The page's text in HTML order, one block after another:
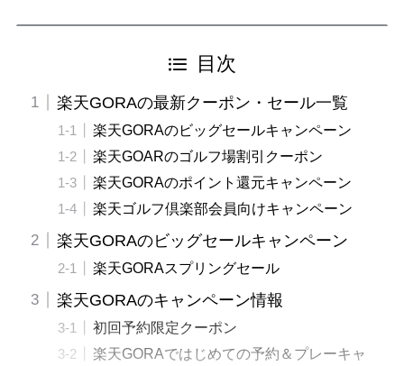
目次
楽天GORAの最新クーポン・セール一覧
楽天GORAのビッグセールキャンペーン
楽天GOARのゴルフ場割引クーポン
楽天GORAのポイント還元キャンペーン
楽天ゴルフ倶楽部会員向けキャンペーン
楽天GORAのビッグセールキャンペーン
楽天GORAスプリングセール
楽天GORAのキャンペーン情報
初回予約限定クーポン
楽天GORAではじめての予約＆プレーキャ